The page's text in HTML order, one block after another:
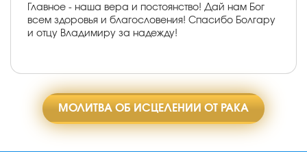
Главное - наша вера и постоянство! Дай нам Бог
всем здоровья и благословения! Спасибо Болгару
и отцу Владимиру за надежду!
МОЛИТВА ОБ ИСЦЕЛЕНИИ ОТ РАКА